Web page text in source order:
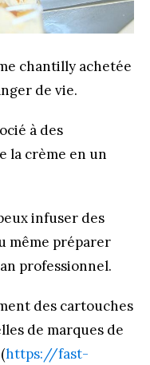
chantilly achetée
de vie.
à des
la crème en un
infuser des
même préparer
professionnel.
des cartouches
de marques de
(https://fast-